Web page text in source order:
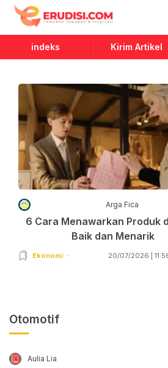
Erudisi
Temukan Jawaban dan Inspirasi
indeks Kirim Artikel
Arga Fica
6 Cara Menawarkan Produk
Baik dan Menarik
Ekonomi 20/07/2026 |
Otomotif
Aulia Lia